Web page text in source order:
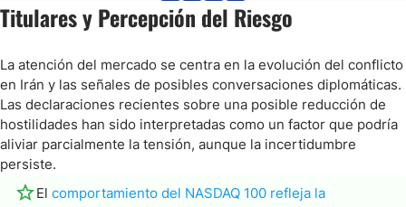
Titulares y Percepción del Riesgo
La atención del mercado se centra en la evolución del conflicto
en Irán y las señales de posibles conversaciones diplomáticas.
Las declaraciones recientes sobre una posible reducción de
hostilidades han sido interpretadas como un factor que podría
aliviar parcialmente la tensión, aunque la incertidumbre
persiste.
El comportamiento del NASDAQ 100 refleja la